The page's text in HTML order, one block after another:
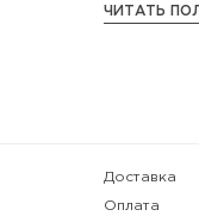
ЧИТАТЬ
Доставка
Оплата